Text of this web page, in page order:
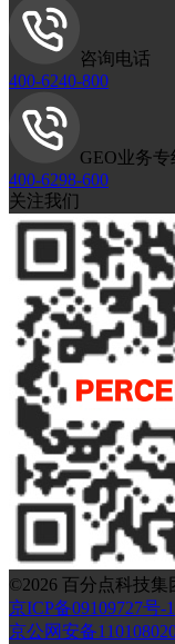
咨询电话
400-6240-800
GEO业务专
400-6298-600
关注我们
©2026 百分点科技集
京ICP备09109727号-
京公网安备